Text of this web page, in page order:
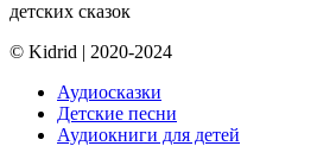
детских сказок
© Kidrid | 2020-2024
Аудиосказки
Детские песни
Аудиокниги для детей